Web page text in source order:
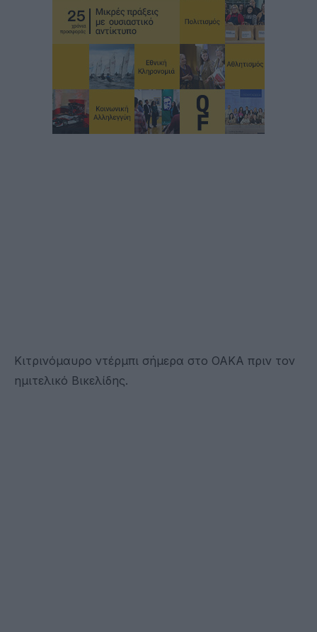
Κιτρινόμαυρο ντέρμπι σήμερα στο ΟΑΚΑ πριν τον
ημιτελικό Βικελίδης.